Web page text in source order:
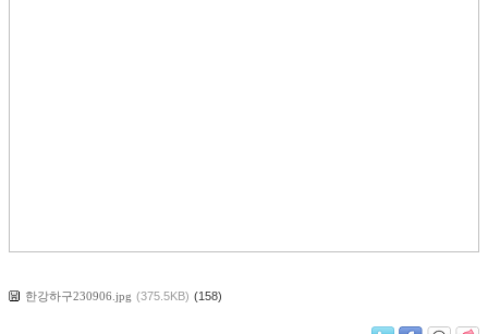
한강하구230906.jpg (375.5KB) (158)